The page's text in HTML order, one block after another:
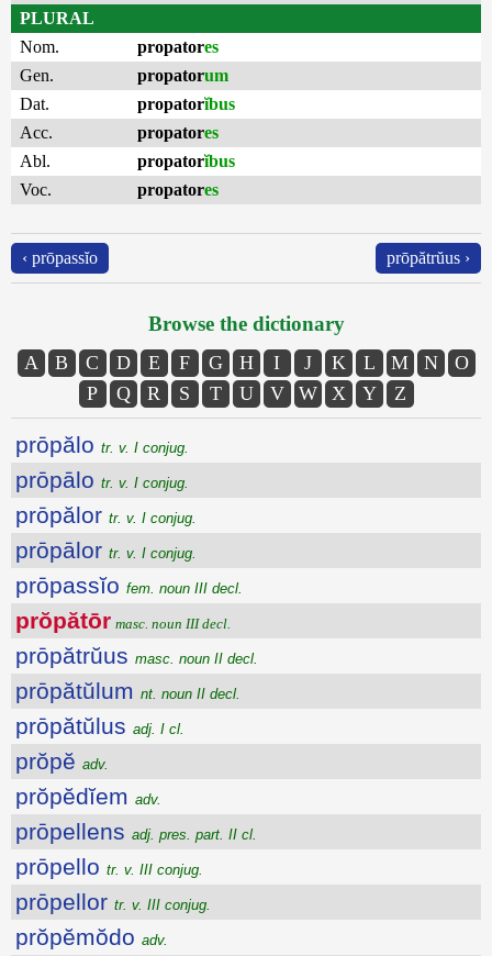
PLURAL
Nom.
propatores
Gen.
propatorum
Dat.
propatorĭbus
Acc.
propatores
Abl.
propatorĭbus
Voc.
propatores
‹ prōpassĭo prōpătrŭus ›
Browse the dictionary
A B C D E F G H I J K L M N
O
P
Q R S T U V W X Y Z
prōpălo tr. v. I conjug.
prōpālo tr. v. I conjug.
prōpălor tr. v. I conjug.
prōpālor tr. v. I conjug.
prōpassĭo fem. noun III decl.
prŏpătōr masc. noun III decl.
prōpătrŭus masc. noun II decl.
prōpătŭlum nt. noun II decl.
prōpătŭlus adj. I cl.
prŏpĕ adv.
prŏpĕdĭem adv.
prōpellens adj. pres. part. II cl.
prōpello tr. v. III conjug.
prōpellor tr. v. III conjug.
prŏpĕmŏdo adv.